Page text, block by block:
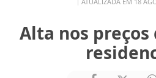
Alta nos preços